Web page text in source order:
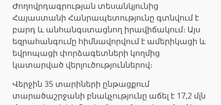
Ժողովրդագրության տեսանկյունից
Հայաստանի Հանրապետությունը գտնվում է
բարդ և անհանգստացնող իրավիճակում։ Այս
եզրահանգումը հիմնավորվում է ամերիկացի և
եվրոպացի փորձագետների կողմից
կատարված վերլուծություններով։
Վերջին 35 տարիների ընթացքում
տարածաշրջանի բնակչությունը աճել է 17,2 մլն